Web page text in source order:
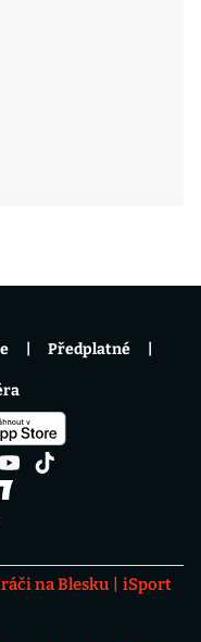
na Blesku
iSport
Předplatné